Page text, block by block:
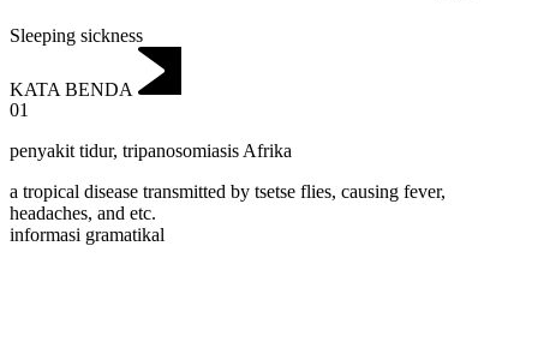
Sleeping sickness
KATA BENDA
01
penyakit tidur, tripanosomiasis Afrika
a tropical disease transmitted by tsetse flies, causing fever,
headaches, and etc.
informasi gramatikal